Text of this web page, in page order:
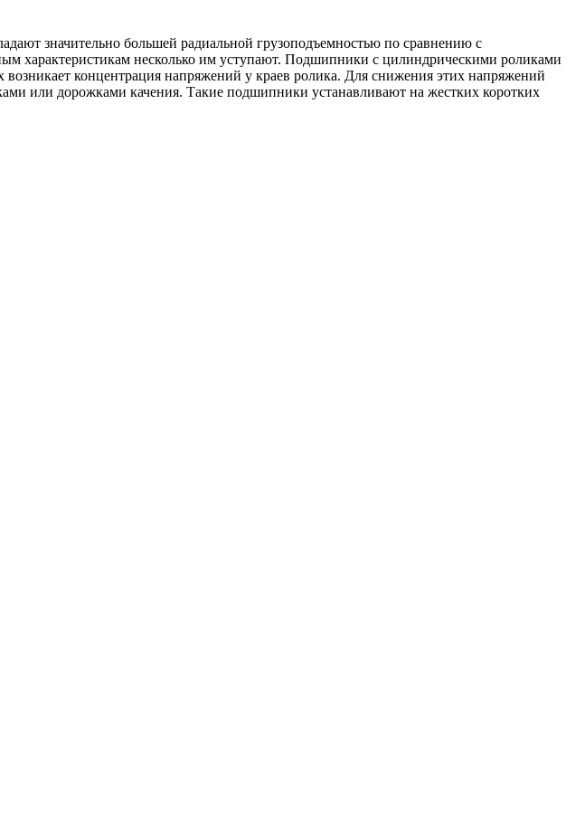
значительно большей радиальной грузоподъемностью по сравнению с
характеристикам несколько им уступают. Подшипники с цилиндрическими роликами
концентрация напряжений у краев ролика. Для снижения этих напряжений
или дорожками качения. Такие подшипники устанавливают на жестких коротких